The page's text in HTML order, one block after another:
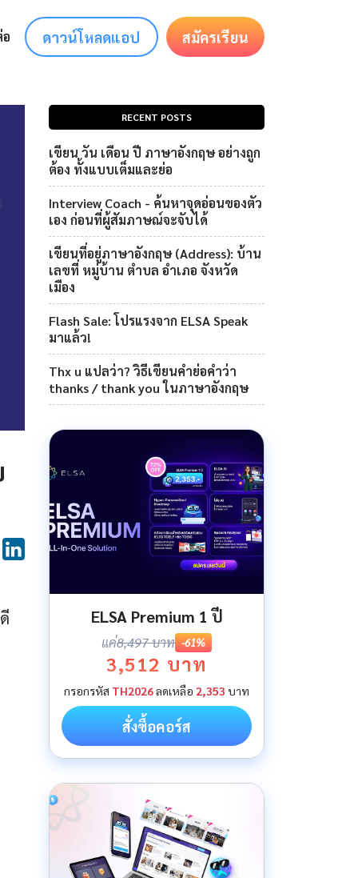
ดาวน์โหลดแอป สมัครเรียน
RECENT POSTS
เขียน วัน เดือน ปี ภาษาอังกฤษ อย่างถูก
ต้อง ทั้งแบบเต็มและย่อ
Interview Coach - ค้นหาจุดอ่อนของตัว
เอง ก่อนที่ผู้สัมภาษณ์จะจับได้
เขียนที่อยู่ภาษาอังกฤษ (Address): บ้าน
เลขที่ หมู่บ้าน ตำบล อำเภอ จังหวัด
เมือง
Flash Sale: โปรแรงจาก ELSA Speak
มาแล้ว!
Thx u แปลว่า? วิธีเขียนคำย่อคำว่า
thanks / thank you ในภาษาอังกฤษ
ELSA Premium 1 ปี
แค่8,497 บาท -61%
3,512 บาท
กรอกรหัส TH2026ลดเหลือ 2,353 บาท
สั่งซื้อคอร์ส